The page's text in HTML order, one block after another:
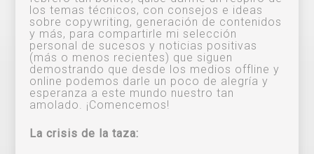
los temas técnicos, con consejos e ideas
sobre copywriting, generación de contenidos
y más, para compartirle mi selección
personal de sucesos y noticias positivas
(más o menos recientes) que siguen
demostrando que desde los medios offline y
online podemos darle un poco de alegría y
esperanza a este mundo nuestro tan
amolado. ¡Comencemos!
La crisis de la taza: